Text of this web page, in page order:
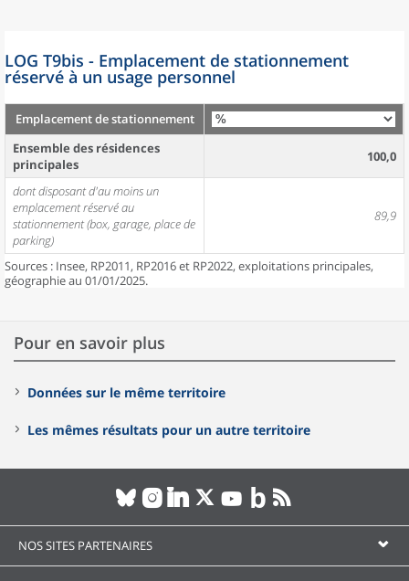
LOG T9bis - Emplacement de stationnement
réservé à un usage personnel
Emplacement de stationnement
Ensemble des résidences
principales
100,0
dont disposant d'au moins un
emplacement réservé au
stationnement (box, garage, place de
parking)
89,9
Sources : Insee, RP2011, RP2016 et RP2022, exploitations principales,
géographie au 01/01/2025.
Pour en savoir plus
Données sur le même territoire
Les mêmes résultats pour un autre territoire
NOS SITES PARTENAIRES